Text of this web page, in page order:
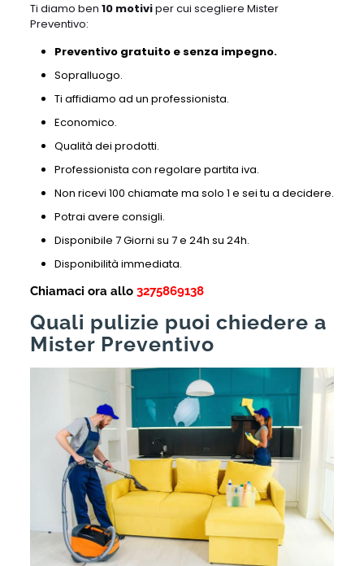
Ti diamo ben 10 motiviper cui scegliere Mister
Preventivo:
Preventivo gratuito e senza impegno.
Sopralluogo.
Ti affidiamo ad un professionista.
Economico.
Qualità dei prodotti.
Professionista con regolare partita iva.
Non ricevi 100 chiamate ma solo 1 e sei tu a decidere.
Potrai avere consigli.
Disponibile 7 Giorni su 7 e 24h su 24h.
Disponibilità immediata.
Chiamaci ora allo 3275869138
Quali pulizie puoi chiedere a
Mister Preventivo